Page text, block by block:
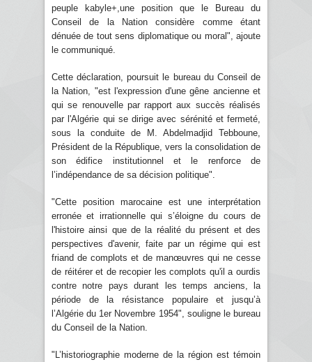
peuple kabyle+,une position que le Bureau du
Conseil de la Nation considère comme étant
dénuée de tout sens diplomatique ou moral", ajoute
le communiqué.
Cette déclaration, poursuit le bureau du Conseil de
la Nation, "est l'expression d'une gêne ancienne et
qui se renouvelle par rapport aux succès réalisés
par l'Algérie qui se dirige avec sérénité et fermeté,
sous la conduite de M. Abdelmadjid Tebboune,
Président de la République, vers la consolidation de
son édifice institutionnel et le renforce de
l’indépendance de sa décision politique".
"Cette position marocaine est une interprétation
erronée et irrationnelle qui s’éloigne du cours de
l'histoire ainsi que de la réalité du présent et des
perspectives d'avenir, faite par un régime qui est
friand de complots et de manœuvres qui ne cesse
de réitérer et de recopier les complots qu'il a ourdis
contre notre pays durant les temps anciens, la
période de la résistance populaire et jusqu’à
l’Algérie du 1er Novembre 1954", souligne le bureau
du Conseil de la Nation.
"L’historiographie moderne de la région est témoin